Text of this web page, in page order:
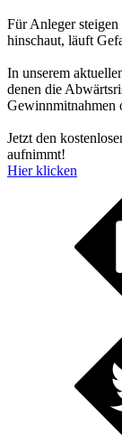
Für Anleger
hinschaut, läuft
In unserem
denen die
Gewinnmitnahmen
Jetzt den
aufnimmt!
Hier klicken